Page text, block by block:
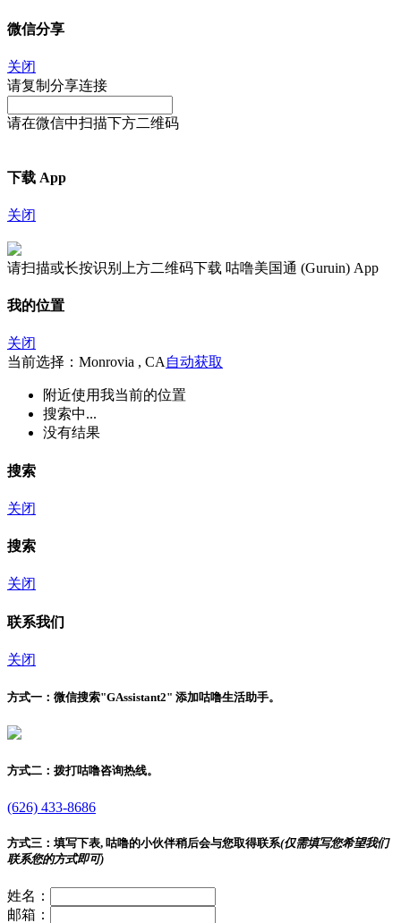
微信分享
关闭
请复制分享连接
请在微信中扫描下方二维码
下载 App
关闭
请扫描或长按识别上方二维码下载 咕噜美国通 (Guruin) App
我的位置
关闭
当前选择：Monrovia , CA 自动获取
附近使用我当前的位置
搜索中...
没有结果
搜索
关闭
搜索
关闭
联系我们
关闭
方式一： 微信搜索"GAssistant2" 添加咕噜生活助手。
方式二： 拨打咕噜咨询热线。
(626) 433-8686
方式三： 填写下表, 咕噜的小伙伴稍后会与您取得联系(仅需填写您希望我们
联系您的方式即可)
姓名：
邮箱：